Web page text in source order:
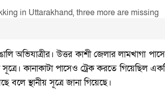
অভিযাত্রীর। উত্তর কাশী জেলার লামখাগা
কানাকাটা পাসেও ট্রেক করতে গিয়েছিল
বলে স্থানীয় সূত্রে জানা গিয়েছে।